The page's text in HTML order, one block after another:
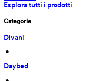
Esplora tutti i prodotti
Categorie
Divani
•
Daybed